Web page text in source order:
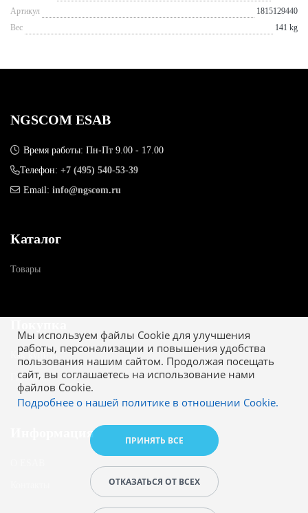
Артикул
1815129440
Вес
141 kg
Мы используем файлы Cookie для улучшения
работы, персонализации и повышения удобства
пользования нашим сайтом. Продолжая посещать
сайт, вы соглашаетесь на использование нами
файлов Cookie.
Подробнее о нашей политике в отношении Cookie.
ПРИНЯТЬ ВСЕ
ОТКАЗАТЬСЯ ОТ ВСЕХ
NGSCOM ESAB
Время работы: Пн-Пт 9.00 - 17.00
Телефон: +7 (495) 540-53-39
Email: info@ngscom.ru
Каталог
Товары
Как купить
Гарантия
Информация